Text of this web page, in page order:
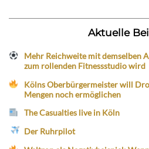
Aktuelle
Mehr Reichweite mit demselben
zum rollenden Fitnessstudio wird
Kölns Oberbürgermeister will
Mengen noch ermöglichen
The Casualties live in Köln
Der Ruhrpilot